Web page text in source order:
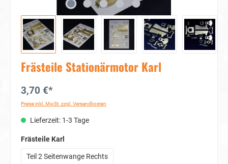
Frästeile Stationärmotor Karl
3,70 €*
Preise inkl. MwSt. zzgl. Versandkosten
Lieferzeit: 1-3 Tage
Frästeile Karl
Teil 2 Seitenwange Rechts